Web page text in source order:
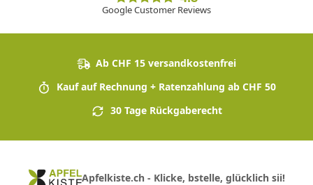
Google Customer Reviews
Ab CHF 15 versandkostenfrei
Kauf auf Rechnung + Ratenzahlung ab CHF 50
30 Tage Rückgaberecht
Apfelkiste.ch - Klicke, bstelle, glücklich sii!